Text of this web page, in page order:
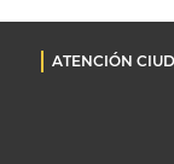
ATENCIÓN